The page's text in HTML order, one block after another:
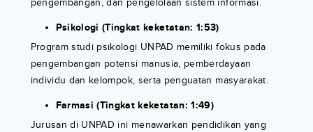
pengembangan, dan pengelolaan sistem informasi.
Psikologi (Tingkat keketatan: 1:53)
Program studi psikologi UNPAD memiliki fokus pada
pengembangan potensi manusia, pemberdayaan
individu dan kelompok, serta penguatan masyarakat.
Farmasi (Tingkat keketatan: 1:49)
Jurusan di UNPAD ini menawarkan pendidikan yang